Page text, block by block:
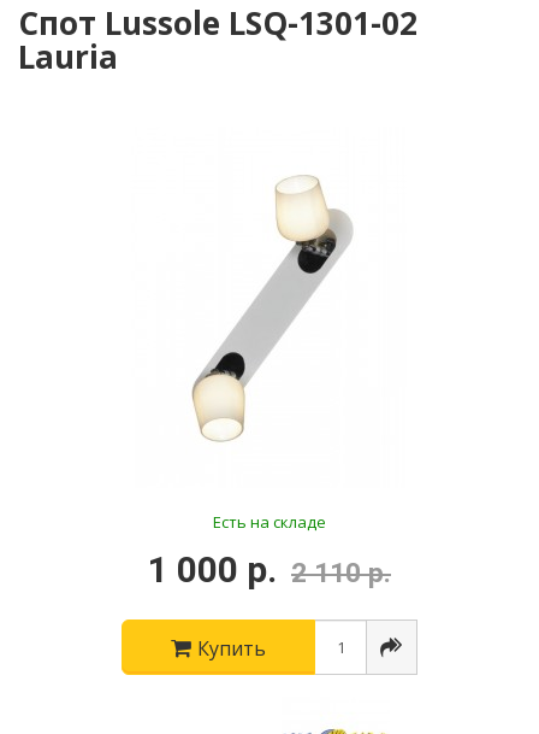
Спот Lussole LSQ-1301-02
Lauria
Есть на складе
1 000 р. 2 110 р.
Купить